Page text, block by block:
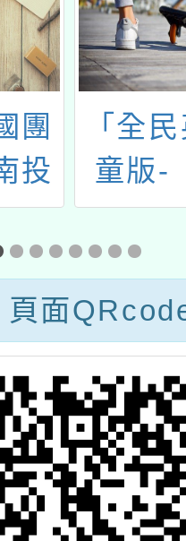
團
投
員
暑
習
「全
童版-
檢」
Kids
及
頁面